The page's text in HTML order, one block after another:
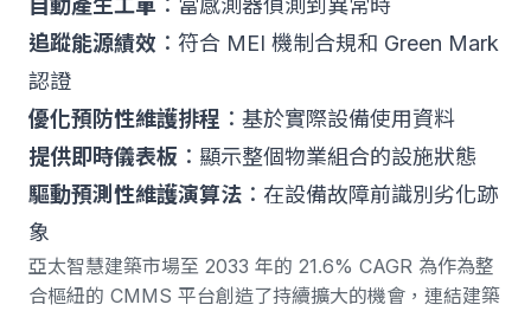
自動產生工單 ：當感測器偵測到異常時
追蹤能源績效 ：符合 MEI 機制合規和 Green Mark
認證
優化預防性維護排程 ：基於實際設備使用資料
提供即時儀表板 ：顯示整個物業組合的設施狀態
驅動預測性維護演算法 ：在設備故障前識別劣化跡
象
亞太智慧建築市場至 2033 年的 21.6% CAGR 為作為整
合樞紐的 CMMS 平台創造了持續擴大的機會，連結建築